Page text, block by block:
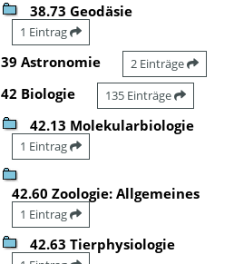
38.73 Geodäsie
1 Eintrag
39 Astronomie 2 Einträge
42 Biologie 135 Einträge
42.13 Molekularbiologie
1 Eintrag
42.60 Zoologie: Allgemeines
1 Eintrag
42.63 Tierphysiologie